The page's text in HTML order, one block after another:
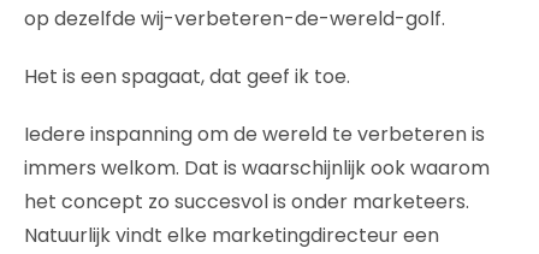
op dezelfde wij-verbeteren-de-wereld-golf.
Het is een spagaat, dat geef ik toe.
Iedere inspanning om de wereld te verbeteren is
immers welkom. Dat is waarschijnlijk ook waarom
het concept zo succesvol is onder marketeers.
Natuurlijk vindt elke marketingdirecteur een